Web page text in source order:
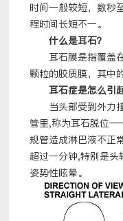
时间一般较短，数秒
程时间长短不一。
什么是耳石？
耳石膜是指覆盖
颗粒的胶质膜，其中
耳石症是怎么引
当头部受到外力
管里,称为耳石脱位
规管造成淋巴液不正
超过一分钟,特别是
姿势性眩晕。